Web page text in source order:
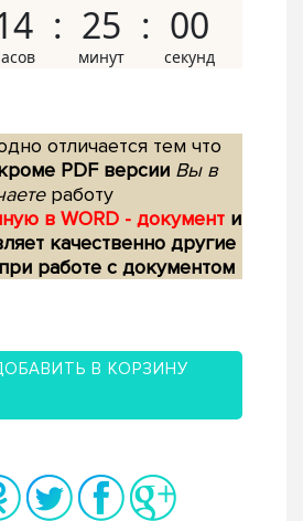
24 59
отличается тем что
PDF версии Вы в
работу
в WORD - документ и
качественно другие
работе с документом
В КОРЗИНУ